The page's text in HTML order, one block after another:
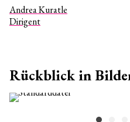
Andrea Kuratle
Dirigent
Rückblick in